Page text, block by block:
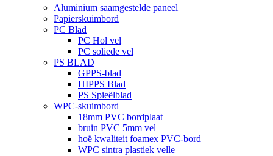
Aluminium saamgestelde paneel
Papierskuimbord
PC Blad
PC Hol vel
PC soliede vel
PS BLAD
GPPS-blad
HIPPS Blad
PS Spieëlblad
WPC-skuimbord
18mm PVC bordplaat
bruin PVC 5mm vel
hoë kwaliteit foamex PVC-bord
WPC sintra plastiek velle